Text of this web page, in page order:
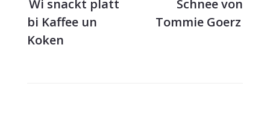
Wi snackt platt
bi Kaffee un
Koken
Schnee von
Tommie Goerz